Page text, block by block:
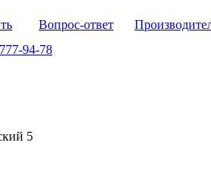
Вопрос-ответ
94-78
5